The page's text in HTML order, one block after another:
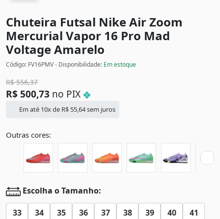
Chuteira Futsal Nike Air Zoom
Mercurial Vapor 16 Pro Mad
VoltageAmarelo
Código: FV16PMV - Disponibilidade: Em estoque
R$556,37
R$ 500,73 no PIX
Em até 10x de R$ 55,64sem juros
Outras cores:
Escolha o Tamanho:
33 34 35 36 37 38 39 40
41